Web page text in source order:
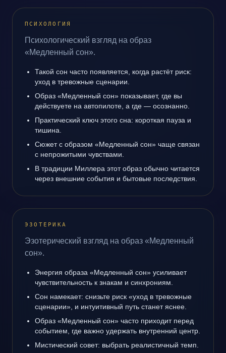
ПСИХОЛОГИЯ
Психологический взгляд на образ
«Медленный сон».
Такой сон часто появляется, когда растёт риск:
уход в тревожные сценарии.
Образ «Медленный сон» показывает, где вы
действуете на автопилоте, а где — осознанно.
Практический ключ этого сна: короткая пауза и
тишина.
Сюжет с образом «Медленный сон» чаще связан
с непрожитыми чувствами.
В традиции Миллера этот образ обычно читается
через внешние события и бытовые последствия.
ЭЗОТЕРИКА
Эзотерический взгляд на образ «Медленный
сон».
Энергия образа «Медленный сон» усиливает
чувствительность к знакам и синхрониям.
Сон намекает: снизьте риск «уход в тревожные
сценарии», и интуитивный путь станет яснее.
Образ «Медленный сон» часто приходит перед
событием, где важно удержать внутренний центр.
Мистический совет: выбрать реалистичный темп.